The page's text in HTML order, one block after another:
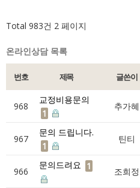
Total 983건 2 페이지
온라인상담 목록
번호 제목 글쓴이
968
교정비용문의
1
추가혜
967
문의 드립니다.
1
틴티
966
문의드려요 1 조희정